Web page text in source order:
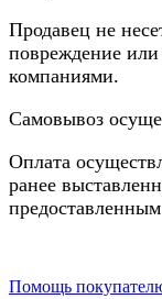
Продавец не
повреждение или
компаниями.
Самовывоз
Оплата
ранее
Помощь